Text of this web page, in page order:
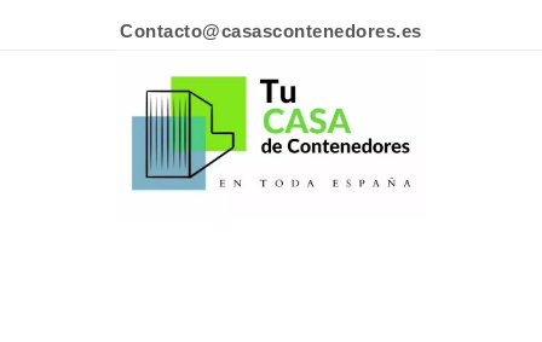
Contacto@casascontenedores.es